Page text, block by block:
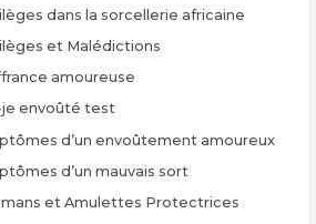
dans la sorcellerie africaine
et Malédictions
amoureuse
je envoûté test
d’un envoûtement amoureux
d’un mauvais sort
et Amulettes Protectrices